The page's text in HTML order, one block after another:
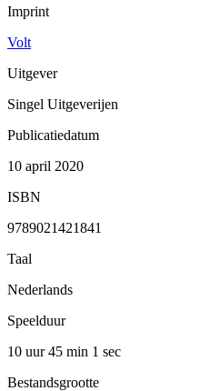
Imprint
Volt
Uitgever
Singel Uitgeverijen
Publicatiedatum
10 april 2020
ISBN
9789021421841
Taal
Nederlands
Speelduur
10 uur 45 min 1 sec
Bestandsgrootte